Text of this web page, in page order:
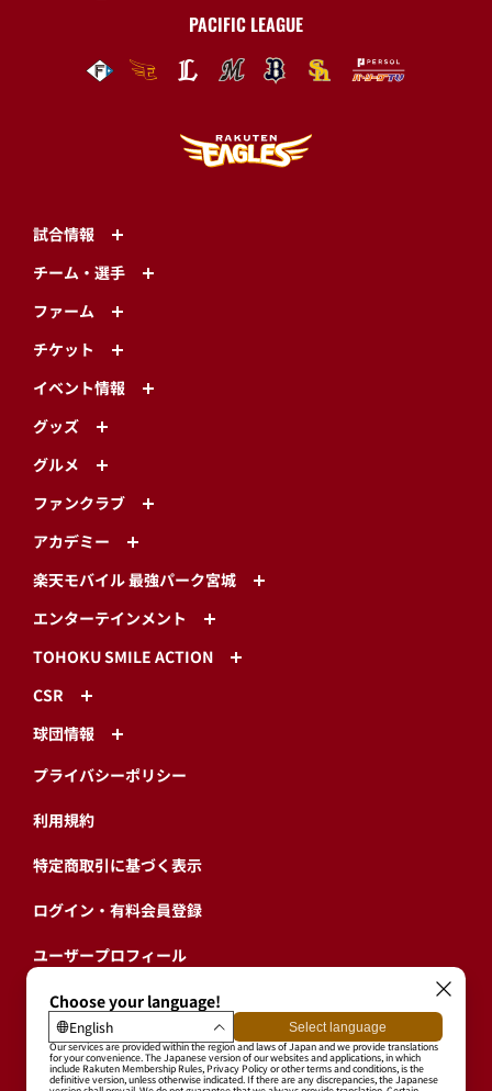
PACIFIC LEAGUE
試合情報
チーム・選手
ファーム
チケット
イベント情報
グッズ
グルメ
ファンクラブ
アカデミー
楽天モバイル 最強パーク宮城
エンターテインメント
TOHOKU SMILE ACTION
CSR
球団情報
プライバシーポリシー
利用規約
特定商取引に基づく表示
ログイン・有料会員登録
ユーザープロフィール
会員情報引継ぎ
退会